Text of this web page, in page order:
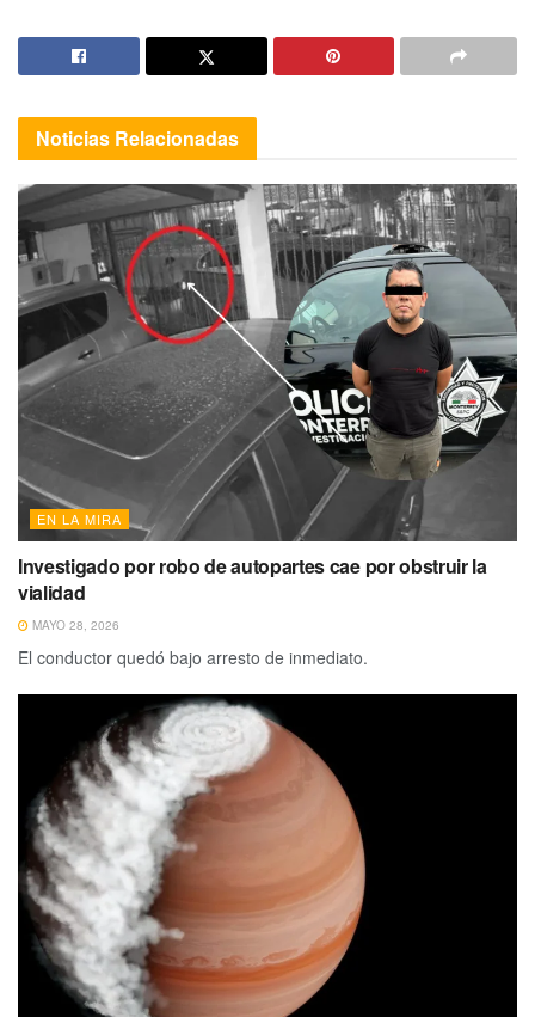
Noticias Relacionadas
EN LA MIRA
Investigado por robo de autopartes cae por obstruir la
vialidad
MAYO 28, 2026
El conductor quedó bajo arresto de inmediato.